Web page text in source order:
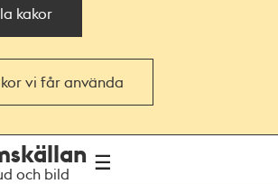
kakor
vi får använda
och bild